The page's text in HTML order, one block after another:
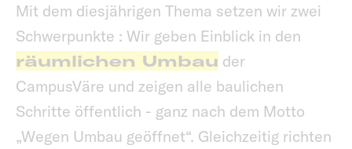
Mit dem diesjährigen Thema setzen wir zwei
Schwerpunkte : Wir geben Einblick in den
räumlichen Umbau der
CampusVäre und zeigen alle baulichen
Schritte öffentlich - ganz nach dem Motto
„Wegen Umbau geöffnet“. Gleichzeitig richten